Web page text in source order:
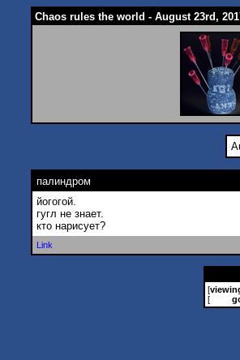
Chaos rules the world - August 23rd,
палиндром
йогогой.
гугл не знает.
кто нарисует?
Link
[
[